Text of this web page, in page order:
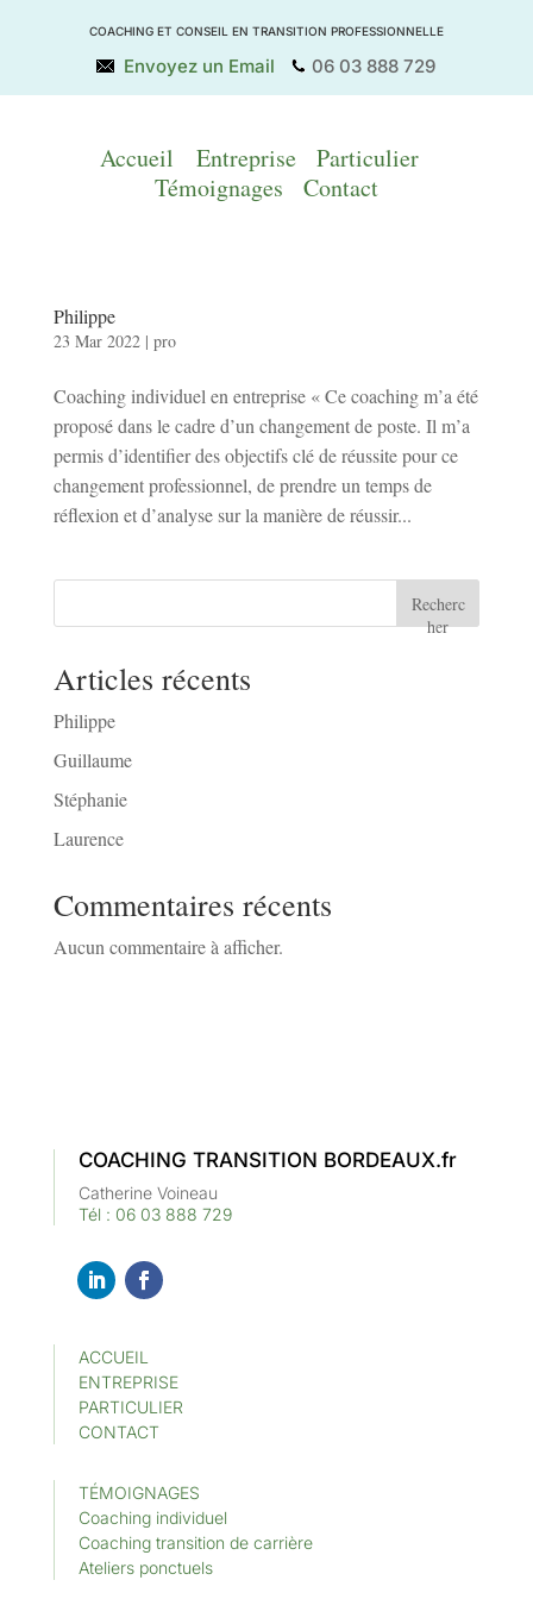
COACHING ET CONSEIL EN TRANSITION PROFESSIONNELLE
Envoyez un Email 06 03 888 729
Accueil Entreprise
Particulier
Témoignages
Contact
Philippe
23 Mar 2022| pro
Coaching individuel en entreprise « Ce coaching m’a été
proposé dans le cadre d’un changement de poste. Il m’a
permis d’identifier des objectifs clé de réussite pour ce
changement professionnel, de prendre un temps de
réflexion et d’analyse sur la manière de réussir...
Recherc
her
Articles récents
Philippe
Guillaume
Stéphanie
Laurence
Commentaires récents
Aucun commentaire à afficher.
COACHING TRANSITION BORDEAUX.fr
Catherine Voineau
Tél : 06 03 888 729
ACCUEIL
ENTREPRISE
PARTICULIER
CONTACT
TÉMOIGNAGES
Coaching individuel
Coaching transition de carrière
Ateliers ponctuels